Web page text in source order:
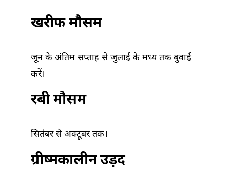
खरीफ मौसम
जून के अंतिम सप्ताह से जुलाई के मध्य तक बुवाई
करें।
रबी मौसम
सितंबर से अक्टूबर तक।
ग्रीष्मकालीन उड़द